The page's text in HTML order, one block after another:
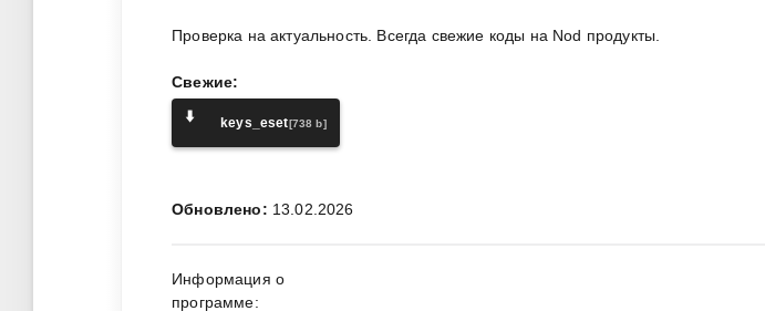
Проверка на актуальность. Всегда свежие коды на Nod продукты.
Свежие:
⬇️
keys_eset[738 b]
Обновлено: 13.02.2026
Информация о
программе: